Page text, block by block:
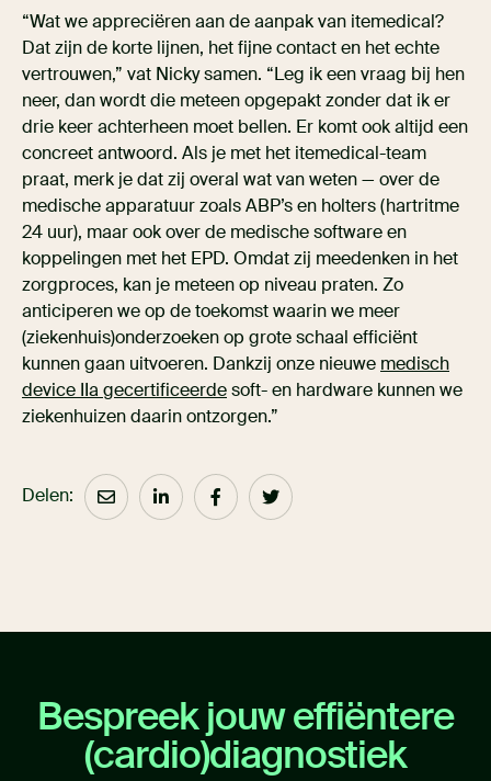
“Wat we appreciëren aan de aanpak van itemedical?
Dat zijn de korte lijnen, het fijne contact en het echte
vertrouwen,” vat Nicky samen. “Leg ik een vraag bij hen
neer, dan wordt die meteen opgepakt zonder dat ik er
drie keer achterheen moet bellen. Er komt ook altijd een
concreet antwoord. Als je met het itemedical-team
praat, merk je dat zij overal wat van weten — over de
medische apparatuur zoals ABP’s en holters (hartritme
24 uur), maar ook over de medische software en
koppelingen met het EPD. Omdat zij meedenken in het
zorgproces, kan je meteen op niveau praten. Zo
anticiperen we op de toekomst waarin we meer
(ziekenhuis)onderzoeken op grote schaal efficiënt
kunnen gaan uitvoeren. Dankzij onze nieuwe medisch
device IIa gecertificeerdesoft- en hardware kunnen we
ziekenhuizen daarin ontzorgen.”
Delen:
Bespreek jouw effiëntere
(cardio)diagnostiek